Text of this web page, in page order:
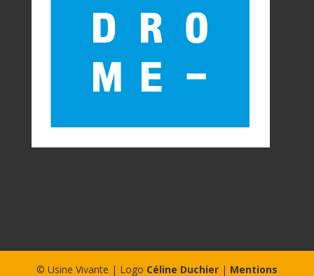
© Usine Vivante | Logo Céline Duchier| Mentions